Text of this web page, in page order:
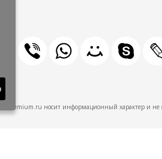
Premium.ru носит информационный характер и не